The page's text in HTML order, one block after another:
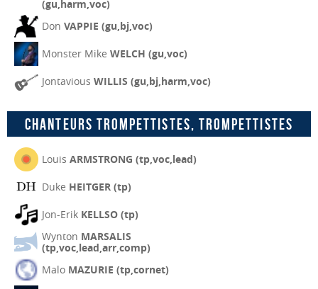
(gu,harm,voc)
Don VAPPIE (gu,bj,voc)
Monster Mike WELCH (gu,voc)
Jontavious WILLIS (gu,bj,harm,voc)
Chanteurs trompettistes, trompettistes
Louis ARMSTRONG (tp,voc,lead)
Duke HEITGER (tp)
Jon-Erik KELLSO (tp)
Wynton MARSALIS
(tp,voc,lead,arr,comp)
Malo MAZURIE (tp,cornet)